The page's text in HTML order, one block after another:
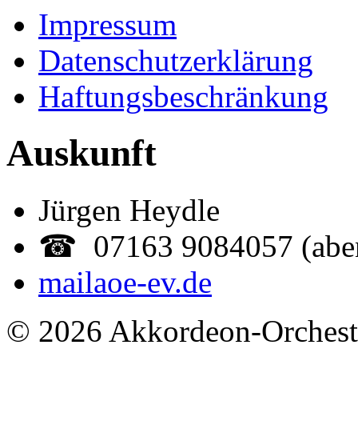
Impressum
Datenschutzerklärung
Haftungsbeschränkung
Auskunft
Jürgen Heydle
☎ 07163 9084057
mailaoe-ev.de
© 2026 Akkordeon-